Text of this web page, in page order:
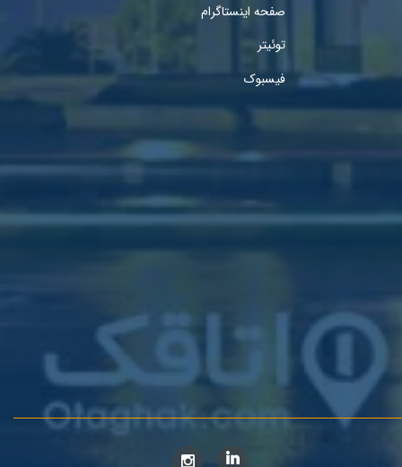
صفحه اینستاگرام
توئیتر
فیسبوک